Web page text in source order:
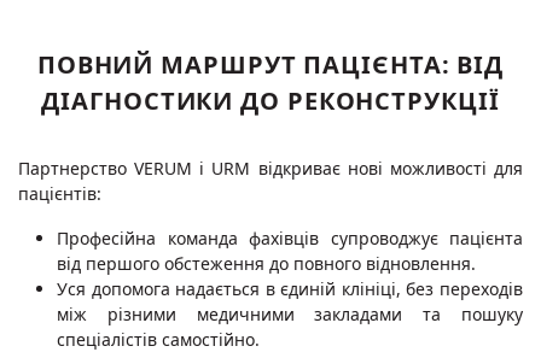
ПОВНИЙ МАРШРУТ ПАЦІЄНТА: ВІД
ДІАГНОСТИКИ ДО РЕКОНСТРУКЦІЇ
Партнерство VERUM і URM відкриває нові можливості для
пацієнтів:
Професійна команда фахівців супроводжує пацієнта
від першого обстеження до повного відновлення.
Уся допомога надається в єдиній клініці, без переходів
між різними медичними закладами та пошуку
спеціалістів самостійно.